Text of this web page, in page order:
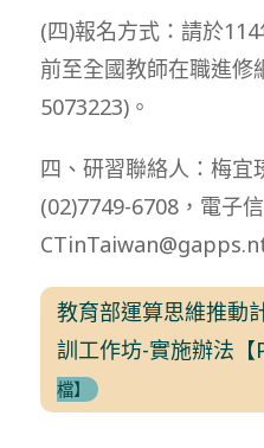
(四)報名方式：請於
前至全國教師在職進修
5073223)。
四、研習聯絡人：梅宜
(02)7749-6708，電子信
教育部運算思維推動
訓工作坊-實施辦法【
檔】